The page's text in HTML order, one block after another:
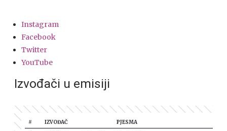
Instagram
Facebook
Twitter
YouTube
Izvođači u emisiji
# IZVOĐAČ PJESMA